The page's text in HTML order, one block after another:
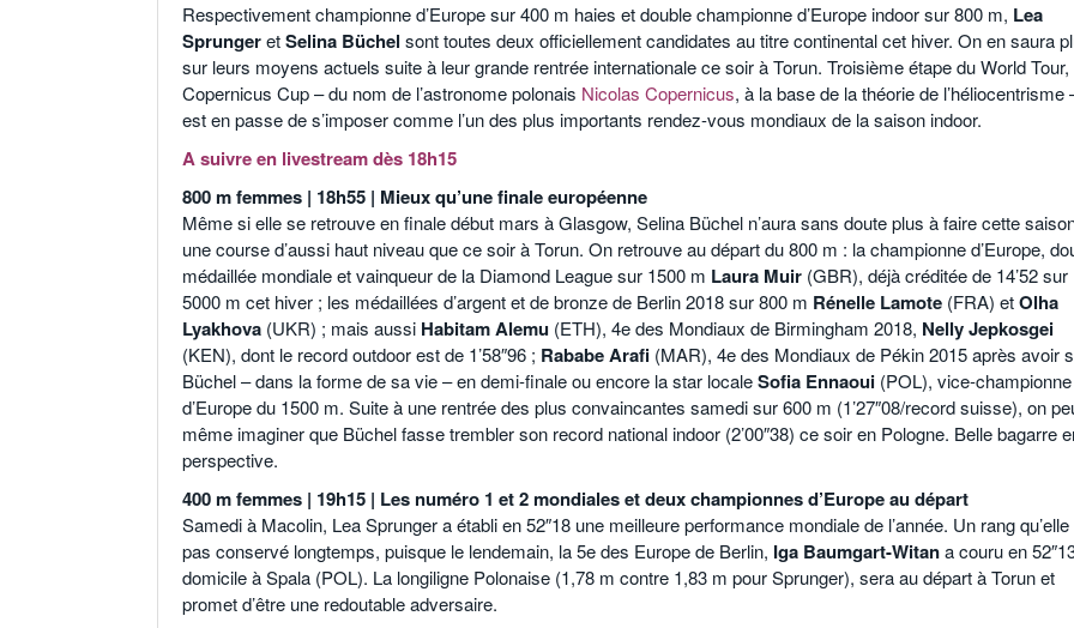
Respectivement championne d’Europe sur 400 m haies et double championne d’Europe indoor sur 800 m, Lea
SprungeretSelina Büchel sont toutes deux officiellement candidates au titre continental cet hiver. On en saura
sur leurs moyens actuels suite à leur grande rentrée internationale ce soir à Torun. Troisième étape du World Tour,
Copernicus Cup – du nom de l’astronome polonais Nicolas Copernicus, à la base de la théorie de l’héliocentrisme
est en passe de s’imposer comme l’un des plus importants rendez-vous mondiaux de la saison indoor.
A suivre en livestream dès 18h15
800 m femmes | 18h55 | Mieux qu’une finale européenne
Même si elle se retrouve en finale début mars à Glasgow, Selina Büchel n’aura sans doute plus à faire cette
une course d’aussi haut niveau que ce soir à Torun. On retrouve au départ du 800 m : la championne d’Europe,
médaillée mondiale et vainqueur de la Diamond League sur 1500 m Laura Muir (GBR), déjà créditée de 14’52 sur
5000 m cet hiver ; les médaillées d’argent et de bronze de Berlin 2018 sur 800 m Rénelle Lamote (FRA) etOlha
Lyakhova (UKR) ; mais aussi Habitam Alemu (ETH), 4e des Mondiaux de Birmingham 2018, Nelly Jepkosgei
(KEN), dont le record outdoor est de 1’58″96 ; Rababe Arafi (MAR), 4e des Mondiaux de Pékin 2015 après avoir
Büchel – dans la forme de sa vie – en demi-finale ou encore la star localeSofia Ennaoui (POL), vice-championne
d’Europe du 1500 m. Suite à une rentrée des plus convaincantes samedi sur 600 m (1’27″08/record suisse), on
même imaginer que Büchel fasse trembler son record national indoor (2’00″38) ce soir en Pologne. Belle bagarre
perspective.
400 m femmes | 19h15 | Les numéro 1 et 2 mondiales et deux championnes d’Europe au départ
Samedi à Macolin, Lea Sprunger a établi en 52″18 une meilleure performance mondiale de l’année. Un rang qu’elle
pas conservé longtemps, puisque le lendemain, la 5e des Europe de Berlin, Iga Baumgart-Witana couru en
domicile à Spala (POL). La longiligne Polonaise (1,78 m contre 1,83 m pour Sprunger), sera au départ à Torun et
promet d’être une redoutable adversaire.